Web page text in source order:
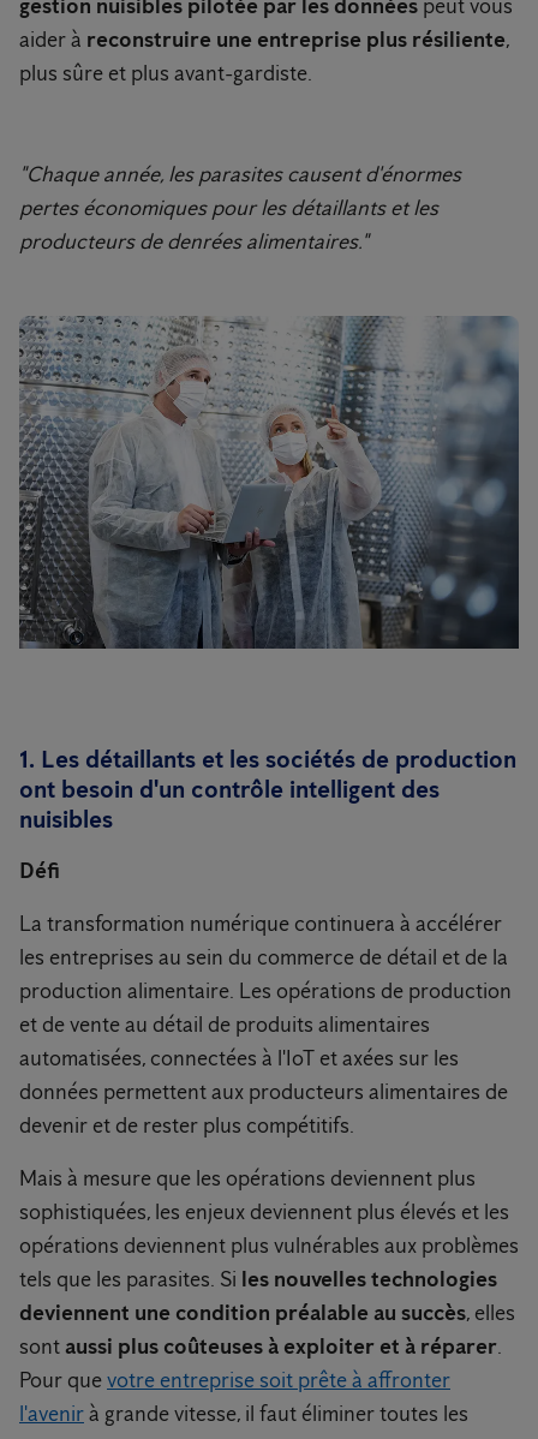
gestion nuisibles pilotée par les données peut vous
aider à reconstruire une entreprise plus résiliente,
plus sûre et plus avant-gardiste.
"Chaque année, les parasites causent d'énormes
pertes économiques pour les détaillants et les
producteurs de denrées alimentaires."
1. Les détaillants et les sociétés de production
ont besoin d'un contrôle intelligent des
nuisibles
Défi
La transformation numérique continuera à accélérer
les entreprises au sein du commerce de détail et de la
production alimentaire. Les opérations de production
et de vente au détail de produits alimentaires
automatisées, connectées à l'IoT et axées sur les
données permettent aux producteurs alimentaires de
devenir et de rester plus compétitifs.
Mais à mesure que les opérations deviennent plus
sophistiquées, les enjeux deviennent plus élevés et les
opérations deviennent plus vulnérables aux problèmes
tels que les parasites. Si les nouvelles technologies
deviennent une condition préalable au succès, elles
sontaussi plus coûteuses à exploiter et à réparer.
Pour quevotre entreprise soit prête à affronter
l'avenirà grande vitesse, il faut éliminer toutes les